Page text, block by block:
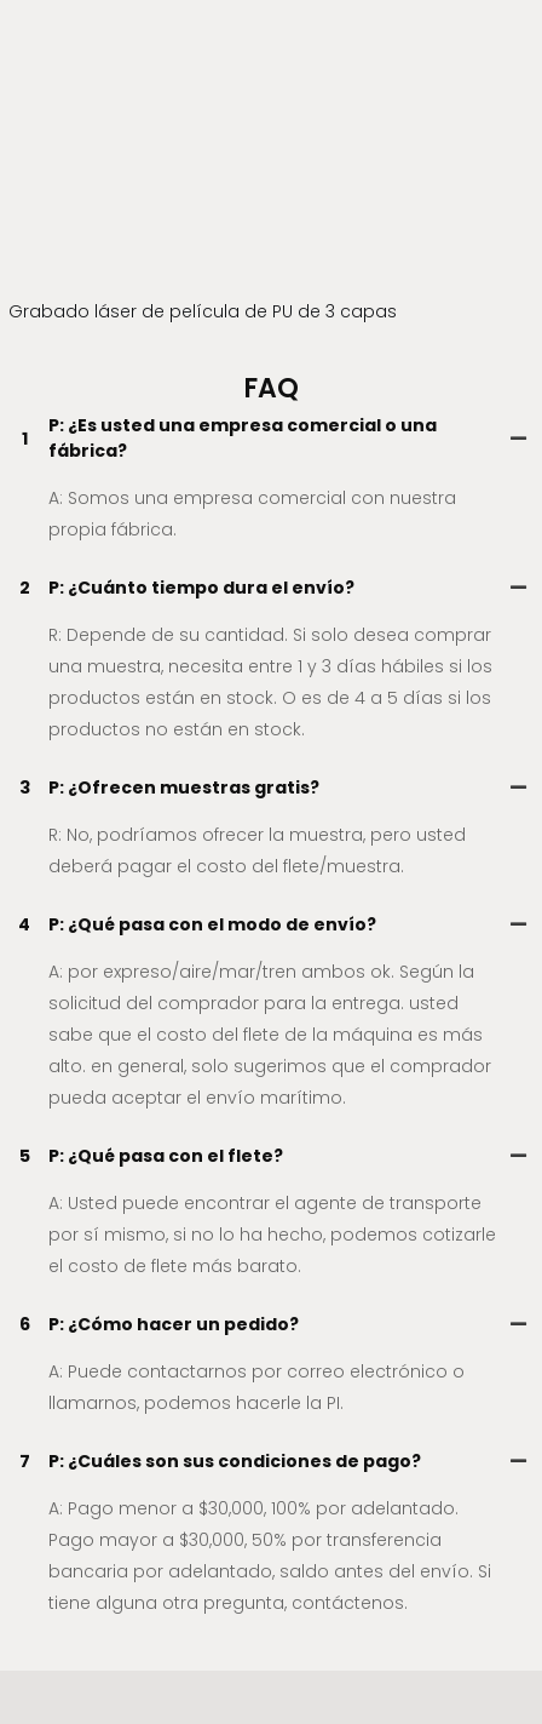
Grabado láser de película de PU de 3 capas
FAQ
1
P: ¿Es usted una empresa comercial o una
fábrica?
A: Somos una empresa comercial con nuestra
propia fábrica.
2
P: ¿Cuánto tiempo dura el envío?
R: Depende de su cantidad. Si solo desea comprar
una muestra, necesita entre 1 y 3 días hábiles si los
productos están en stock. O es de 4 a 5 días si los
productos no están en stock.
3
P: ¿Ofrecen muestras gratis?
R: No, podríamos ofrecer la muestra, pero usted
deberá pagar el costo del flete/muestra.
4
P: ¿Qué pasa con el modo de envío?
A: por expreso/aire/mar/tren ambos ok. Según la
solicitud del comprador para la entrega. usted
sabe que el costo del flete de la máquina es más
alto. en general, solo sugerimos que el comprador
pueda aceptar el envío marítimo.
5
P: ¿Qué pasa con el flete?
A: Usted puede encontrar el agente de transporte
por sí mismo, si no lo ha hecho, podemos cotizarle
el costo de flete más barato.
6
P: ¿Cómo hacer un pedido?
A: Puede contactarnos por correo electrónico o
llamarnos, podemos hacerle la PI.
7
P: ¿Cuáles son sus condiciones de pago?
A: Pago menor a $30,000, 100% por adelantado.
Pago mayor a $30,000, 50% por transferencia
bancaria por adelantado, saldo antes del envío. Si
tiene alguna otra pregunta, contáctenos.